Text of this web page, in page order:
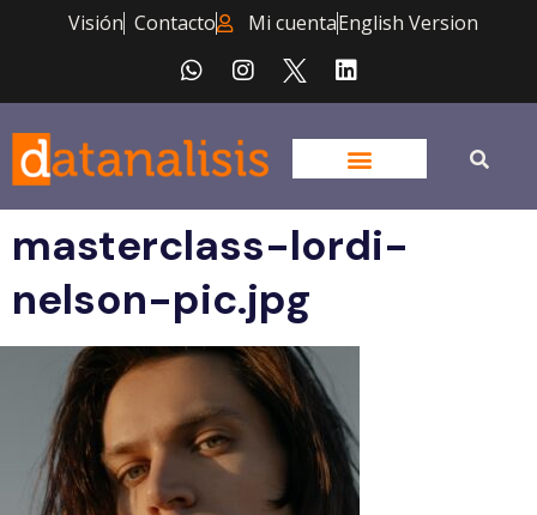
Visión Contacto Mi cuentaEnglish Version
masterclass-lordi-
nelson-pic.jpg